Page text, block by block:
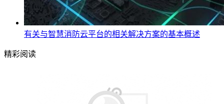
有关与智慧消防云平台的相关解决方案的基本概述
精彩阅读